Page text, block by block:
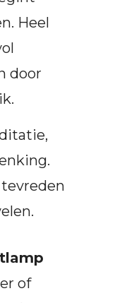
Heel
door
of